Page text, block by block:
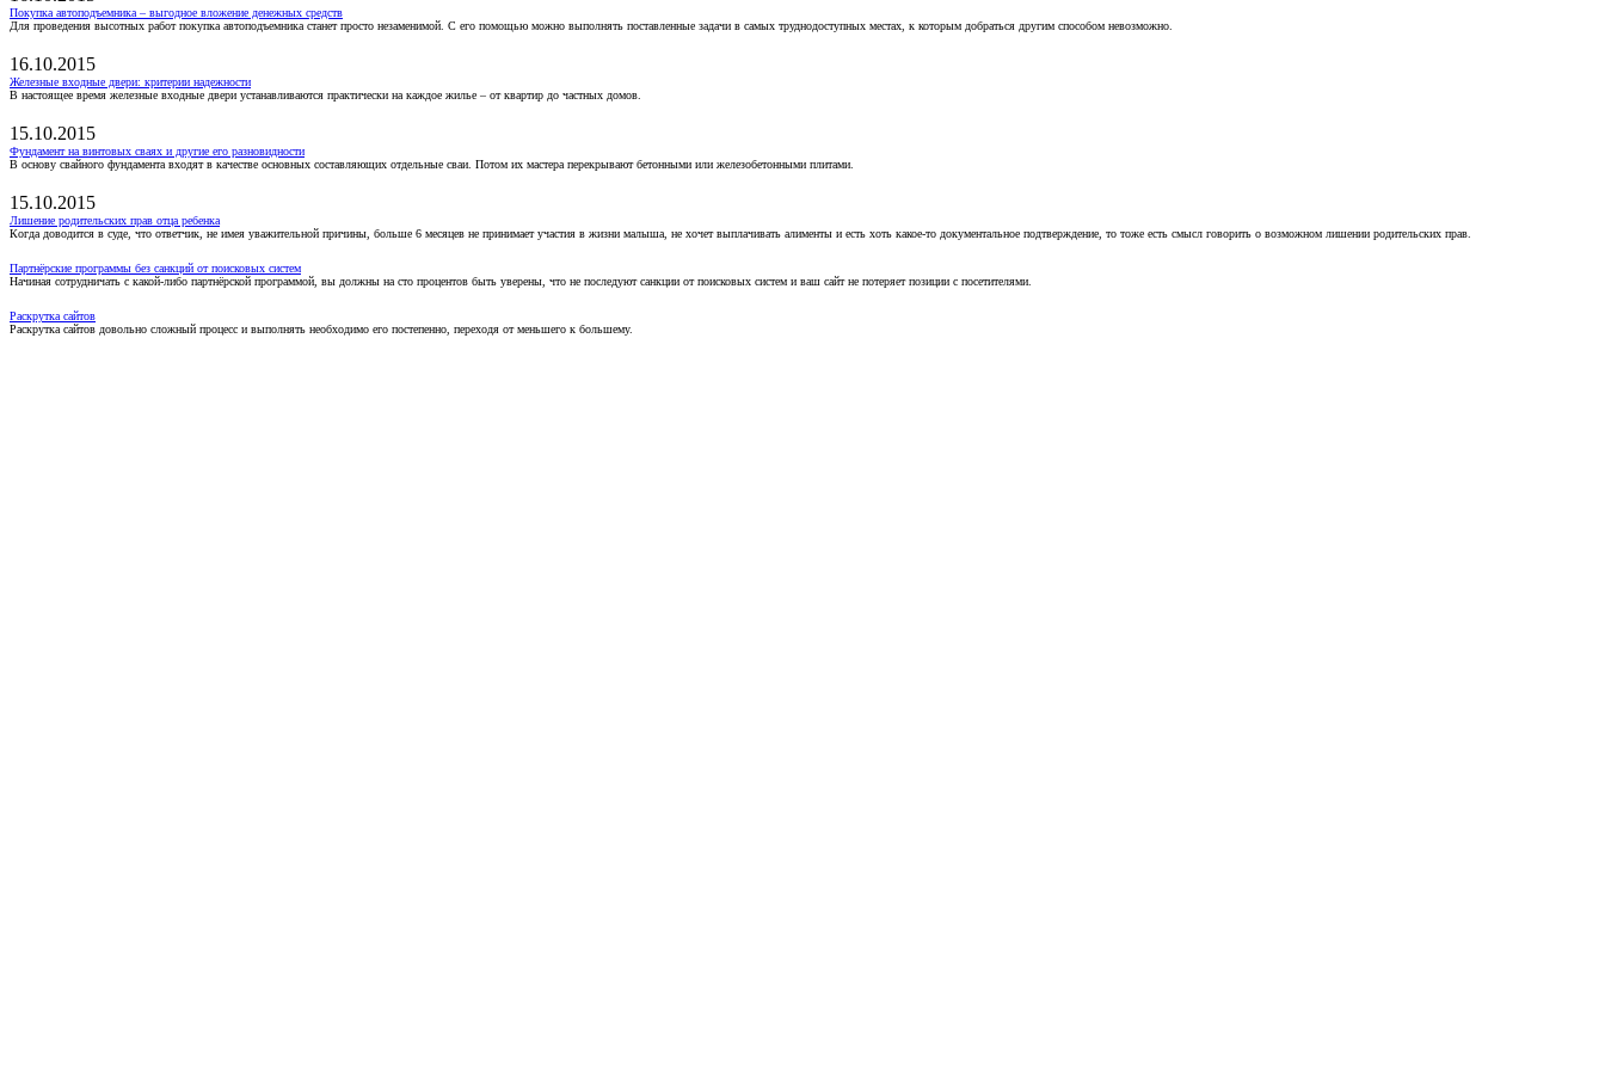
Покупка автоподъемника – выгодное вложение денежных средств
Для проведения высотных работ покупка автоподъемника станет просто незаменимой. С его помощью можно выполнять поставленные задачи в самых труднодоступных местах, к которым добраться другим способом невозможно.
16.10.2015
Железные входные двери: критерии надежности
В настоящее время железные входные двери устанавливаются практически на каждое жилье – от квартир до частных домов.
15.10.2015
Фундамент на винтовых сваях и другие его разновидности
В основу свайного фундамента входят в качестве основных составляющих отдельные сваи. Потом их мастера перекрывают бетонными или железобетонными плитами.
15.10.2015
Лишение родительских прав отца ребенка
Когда доводится в суде, что ответчик, не имея уважительной причины, больше 6 месяцев не принимает участия в жизни малыша, не хочет выплачивать алименты и есть хоть какое-то документальное подтверждение, то тоже есть смысл говорить о возможном лишении родительских прав.
Партнёрские программы без санкций от поисковых систем
Начиная сотрудничать с какой-либо партнёрской программой, вы должны на сто процентов быть уверены, что не последуют санкции от поисковых систем и ваш сайт не потеряет позиции с посетителями.
Раскрутка сайтов
Раскрутка сайтов довольно сложный процесс и выполнять необходимо его постепенно, переходя от меньшего к большему.